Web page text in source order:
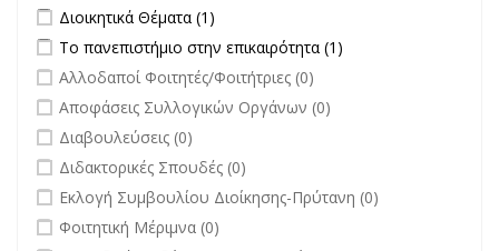
Apply Διοικητικά Θέματα filter
Διοικητικά Θέματα (1)
Apply Το πανεπιστήμιο στην επικαιρότητα filter
Το πανεπιστήμιο στην επικαιρότητα (1)
undefined
Αλλοδαποί Φοιτητές/Φοιτήτριες (0)
undefined
Αποφάσεις Συλλογικών Οργάνων (0)
undefined
Διαβουλεύσεις (0)
undefined
Διδακτορικές Σπουδές (0)
undefined
Εκλογή Συμβουλίου Διοίκησης-Πρύτανη (0)
undefined
Φοιτητική Μέριμνα (0)